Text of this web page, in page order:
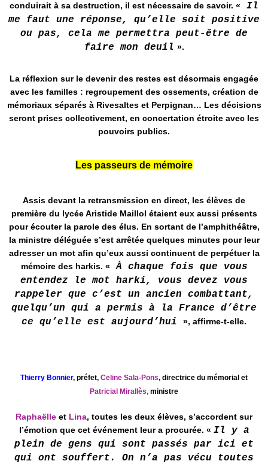
conduirait à sa destruction, il est nécessaire de savoir. «
Il
me faut une réponse, qu’elle soit positive
ou pas, cela me permettra peut-être de
faire mon deuil ».
La réflexion sur le devenir des restes est désormais engagée
avec les familles : regroupement des ossements, création de
mémoriaux séparés à Rivesaltes et Perpignan… Les décisions
seront prises collectivement, en concertation étroite avec les
pouvoirs publics​.
Les passeurs de mémoire
Assis devant la retransmission en direct, les élèves de
première du lycée Aristide Maillol étaient eux aussi présents
pour écouter la parole des élus. En sortant de l’amphithéâtre,
la ministre déléguée s’est arrêtée quelques minutes pour leur
adresser un mot afin qu’eux aussi continuent de perpétuer la
mémoire des harkis. « À chaque fois que vous
entendez le mot harki, vous devez vous
rappeler que c’est un ancien combattant,
quelqu’un qui a permis à la France d’être
ce qu’elle est aujourd’hui », affirme-t-elle.
Thierry Bonnier, préfet, Celine Sala-Pons, directrice du mémorial et
Patricial Mirallès, ministre
Raphaëlle et Lina, toutes les deux élèves, s’accordent sur
l’émotion que cet événement leur a procurée. « Il y a
plein de gens qui sont passés par ici et
qui ont souffert. On n’a pas vécu toutes